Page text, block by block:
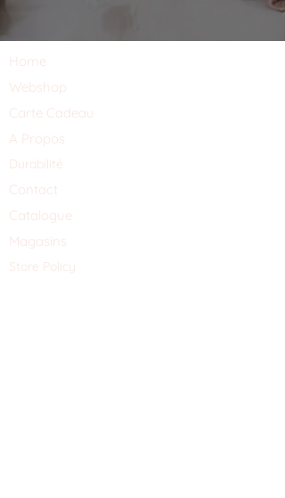
Home
Webshop
Carte Cadeau
A Propos
Durabilité
Contact
Catalogue
Magasins
Store Policy